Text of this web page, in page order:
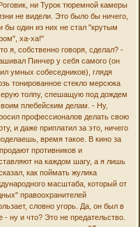
ни Турок тюремной камеры
не видели. Это было бы ничего,
бы один из них не стал "крутым
ха-ха!"
я, собственно говоря, сделал? -
Пинчер у себя самого (он
умных собеседников), глядя
тонированное стекло мерсюка
толпу, спешащую под дождем
плебейским делам. - Ну,
профессионалов делать свою
и даже приплатил за это, ничего
время такое. В кино за
противников и
на каждом шагу, а я лишь
как поймать жулика
масштаба, который от
правоохранителей
словно угорь. Да, он был в
- ну и что? Это не предательство.